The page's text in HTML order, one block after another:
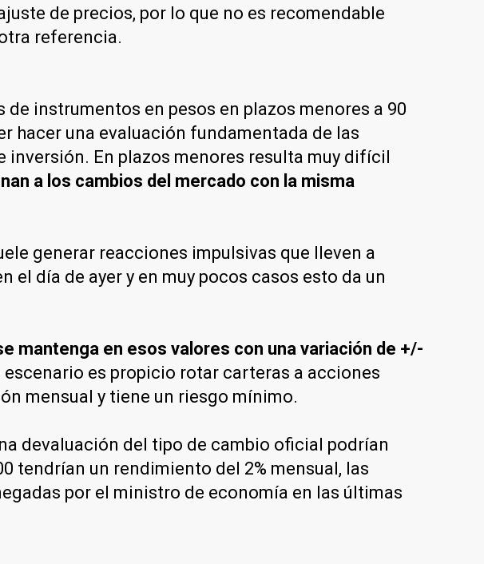
de precios, por lo que no es recomendable
referencia.
instrumentos en pesos en plazos menores a 90
hacer una evaluación fundamentada de las
En plazos menores resulta muy difícil
a los cambios del mercado con la misma
generar reacciones impulsivas que lleven a
día de ayer y en muy pocos casos esto da un
mantenga en esos valores con una variación de +/-
escenario es propicio rotar carteras a acciones
mensual y tiene un riesgo mínimo.
devaluación del tipo de cambio oficial podrían
tendrían un rendimiento del 2% mensual, las
por el ministro de economía en las últimas